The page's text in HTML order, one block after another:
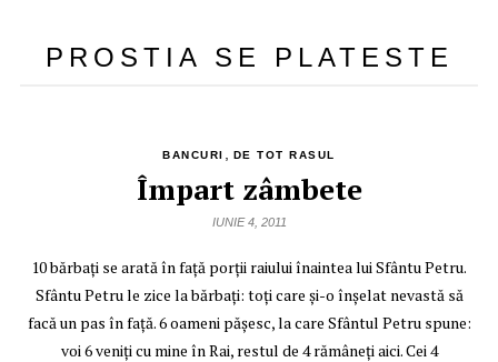
PROSTIA SE PLATESTE
BANCURI DE TOT RASUL
Împart zâmbete
IUNIE 4, 2011
10 bărbaţi se arată în faţă porţii raiului înaintea lui Sfântu Petru.
Sfântu Petru le zice la bărbaţi: toţi care şi-o înşelat nevastă să
facă un pas în faţă. 6 oameni păşesc, la care Sfântul Petru spune:
voi 6 veniţi cu mine în Rai, restul de 4 rămâneţi aici. Cei 4